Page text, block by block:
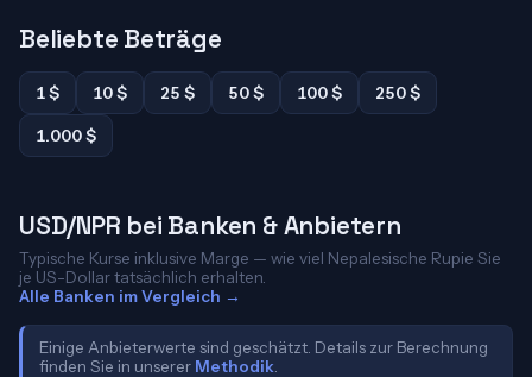
Beliebte Beträge
1 $ 10 $ 25 $ 50 $ 100 $
250 $
1.000 $
USD/NPR bei Banken & Anbietern
Typische Kurse inklusive Marge — wie viel Nepalesische Rupie Sie
je US-Dollar tatsächlich erhalten.
Alle Banken im Vergleich →
Einige Anbieterwerte sind geschätzt. Details zur Berechnung
finden Sie in unserer Methodik